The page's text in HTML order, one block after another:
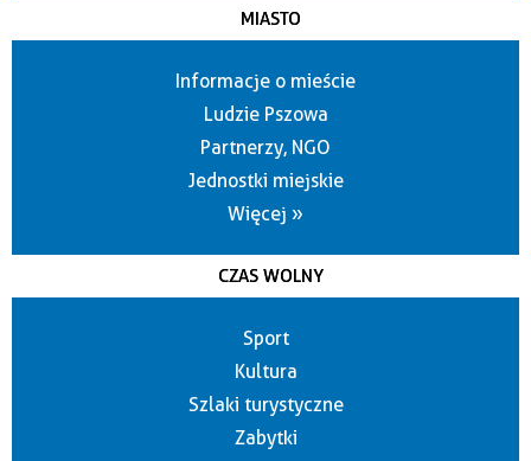
MIASTO
Informacje o mieście
Ludzie Pszowa
Partnerzy, NGO
Jednostki miejskie
Więcej »
CZAS WOLNY
Sport
Kultura
Szlaki turystyczne
Zabytki